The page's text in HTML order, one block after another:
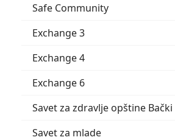
Safe Community
Exchange 3
Exchange 4
Exchange 6
Savet za zdravlje opštine
Savet za mlade